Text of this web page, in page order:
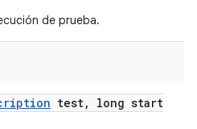
de prueba.
test,
long start